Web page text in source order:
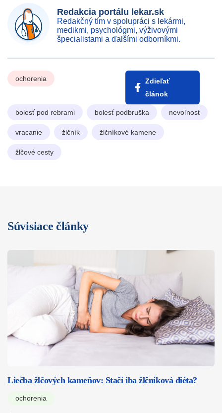
Redakcia portálu lekar.sk
Redakčný tím v spolupráci s lekármi,
medikmi, psychológmi, výživovými
špecialistami a ďalšími odborníkmi.
ochorenia
Zdieľať
článok
bolesť pod rebrami bolesť podbruška nevoľnost
vracanie žlčník žlčníkové kamene
žlčové cesty
Súvisiace články
Liečba žlčových kameňov: Stačí iba žlčníková diéta?
ochorenia